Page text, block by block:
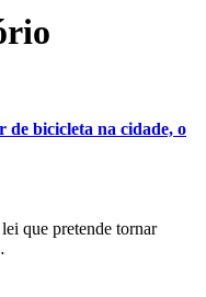
de bicicleta na cidade, o
que pretende tornar